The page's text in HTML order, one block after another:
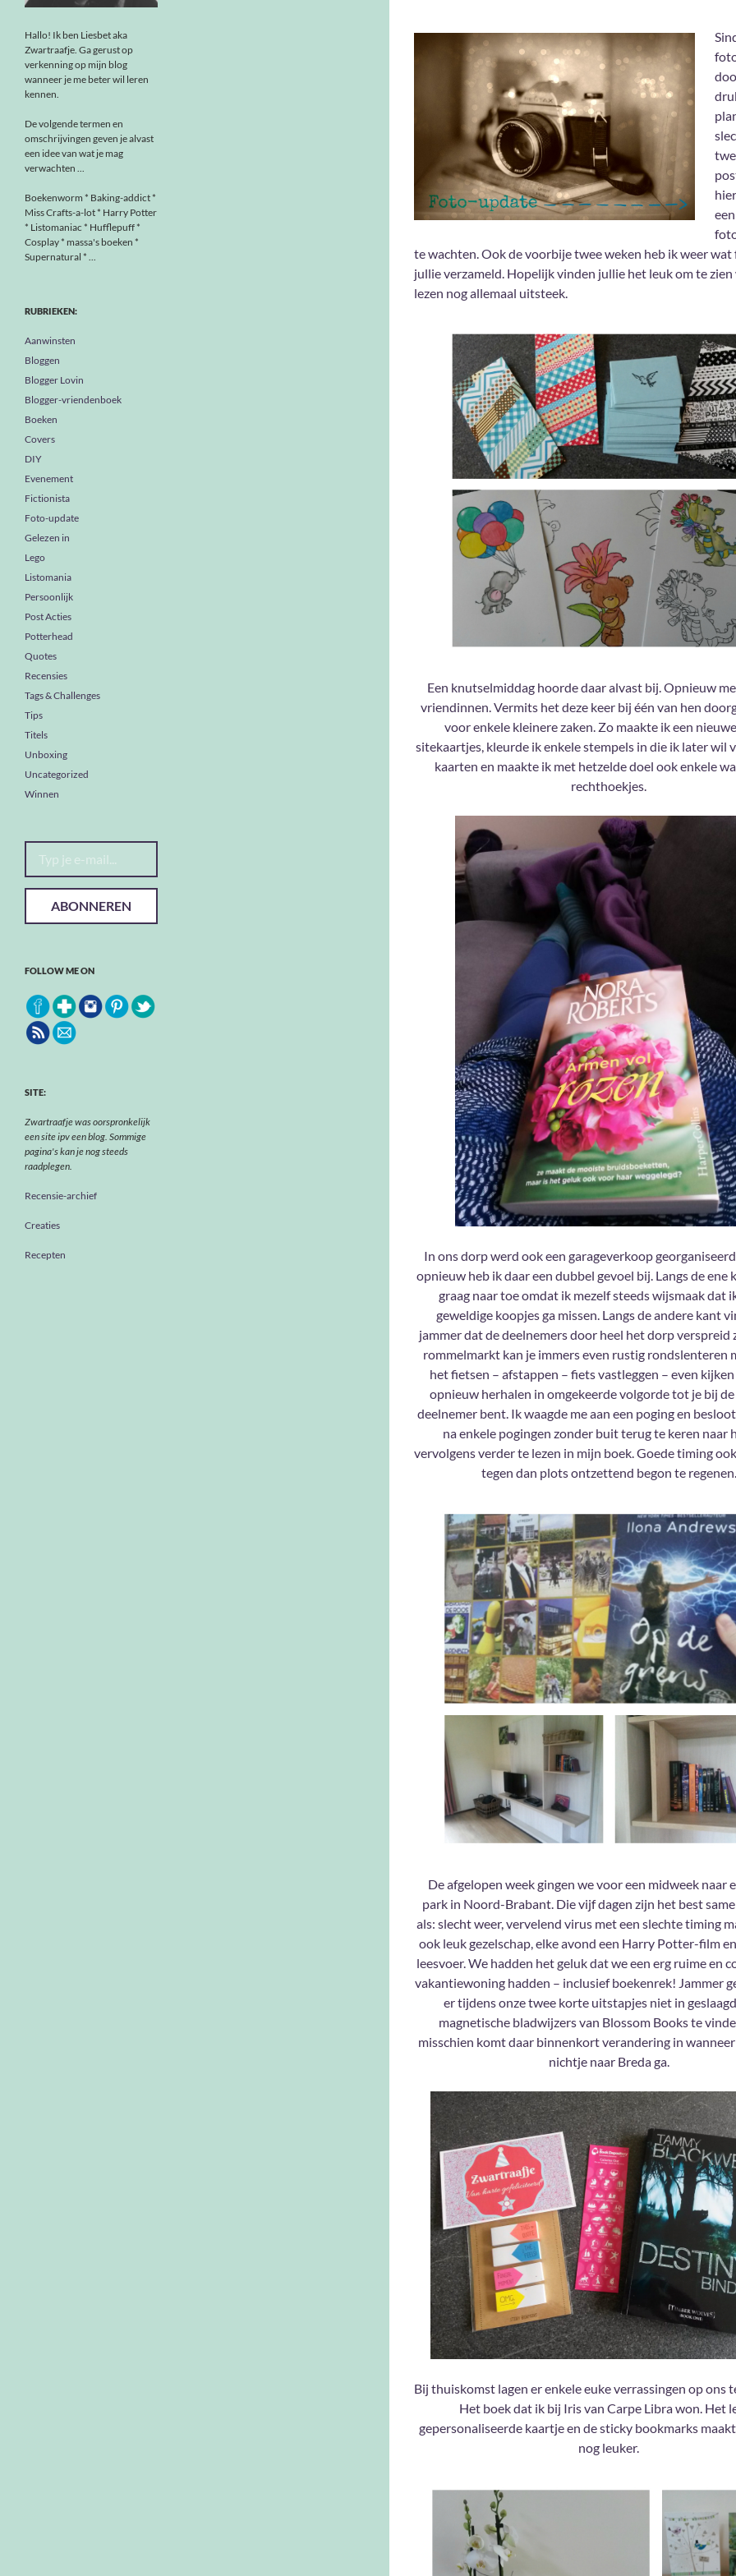
te wachten. Ook de voorbije twee weken heb ik weer wat
jullie verzameld. Hopelijk vinden jullie het leuk om te
lezen nog allemaal uitsteek.
Een knutselmiddag hoorde daar alvast bij. Opnieuw
vriendinnen. Vermits het deze keer bij één van hen
voor enkele kleinere zaken. Zo maakte ik een
sitekaartjes, kleurde ik enkele stempels in die ik later wil
kaarten en maakte ik met hetzelde doel ook enkele
rechthoekjes.
In ons dorp werd ook een garageverkoop
opnieuw heb ik daar een dubbel gevoel bij. Langs de ene
graag naar toe omdat ik mezelf steeds wijsmaak dat
geweldige koopjes ga missen. Langs de andere kant
jammer dat de deelnemers door heel het dorp verspreid
rommelmarkt kan je immers even rustig rondslenteren
het fietsen – afstappen – fiets vastleggen – even kijken
opnieuw herhalen in omgekeerde volgorde tot je bij
deelnemer bent. Ik waagde me aan een poging en
na enkele pogingen zonder buit terug te keren naar
vervolgens verder te lezen in mijn boek. Goede timing
tegen dan plots ontzettend begon te regenen.
De afgelopen week gingen we voor een midweek naar
park in Noord-Brabant. Die vijf dagen zijn het best
als: slecht weer, vervelend virus met een slechte timing
ook leuk gezelschap, elke avond een Harry Potter-film
leesvoer. We hadden het geluk dat we een erg ruime en
vakantiewoning hadden – inclusief boekenrek! Jammer
er tijdens onze twee korte uitstapjes niet in
magnetische bladwijzers van Blossom Books te
misschien komt daar binnenkort verandering in
nichtje naar Breda ga.
Bij thuiskomst lagen er enkele euke verrassingen op ons
Het boek dat ik bij Iris van Carpe Libra won. Het
gepersonaliseerde kaartje en de sticky bookmarks
nog leuker.
Hallo! Ik ben Liesbet aka
Zwartraafje. Ga gerust op
verkenning op mijn blog
wanneer je me beter wil leren
kennen.
De volgende termen en
omschrijvingen geven je alvast
een idee van wat je mag
verwachten ...
Boekenworm * Baking-addict *
Miss Crafts-a-lot * Harry Potter
* Listomaniac * Hufflepuff *
Cosplay * massa's boeken *
Supernatural * ...
RUBRIEKEN:
Aanwinsten
Bloggen
Blogger Lovin
Blogger-vriendenboek
Boeken
Covers
DIY
Evenement
Fictionista
Foto-update
Gelezen in
Lego
Listomania
Persoonlijk
Post Acties
Potterhead
Quotes
Recensies
Tags & Challenges
Tips
Titels
Unboxing
Uncategorized
Winnen
Typ je e-mail...
ABONNEREN
FOLLOW ME ON
SITE:
Zwartraafje was oorspronkelijk
een site ipv een blog. Sommige
pagina's kan je nog steeds
raadplegen.
Recensie-archief
Creaties
Recepten